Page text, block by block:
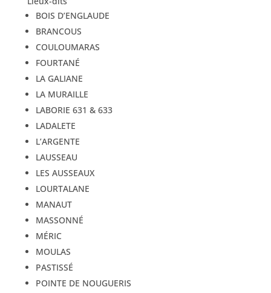
BOIS D’ENGLAUDE
BRANCOUS
COULOUMARAS
FOURTANÉ
LA GALIANE
LA MURAILLE
LABORIE 631 & 633
LADALETE
L’ARGENTE
LAUSSEAU
LES AUSSEAUX
LOURTALANE
MANAUT
MASSONNÉ
MÉRIC
MOULAS
PASTISSÉ
POINTE DE NOUGUERIS